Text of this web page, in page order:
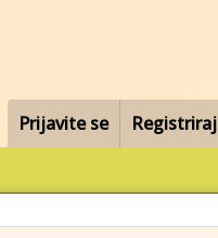
Prijavite se